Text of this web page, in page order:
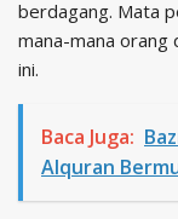
berdagang. Mata
mana-mana orang
ini.
Baca Juga:
Alquran